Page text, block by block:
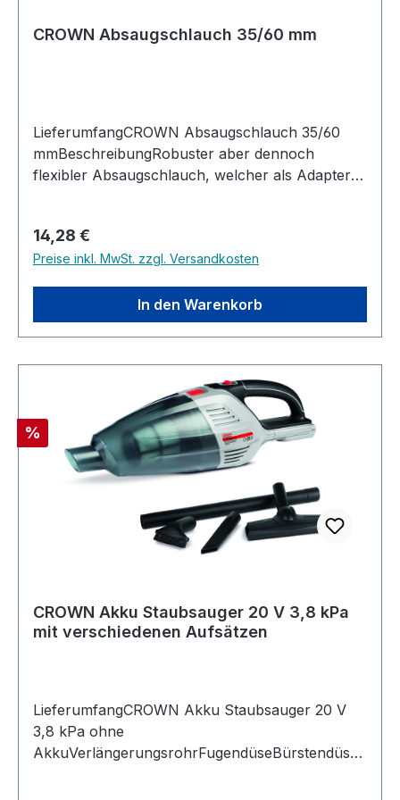
CROWN Absaugschlauch 35/60 mm
LieferumfangCROWN Absaugschlauch 35/60
mmBeschreibungRobuster aber dennoch
flexibler Absaugschlauch, welcher als Adapter
dient. Technische DatenDurchmesser
Adapterköpfe: 35/60 mmLänge Absaugschlauch:
80 mmKompatibel mit: CROWN Nass und
Trockensauger CT99740/741 und CROWN
Langhalsschleifer CT13714L(TB)
Regulärer Preis:
14,28 €
Preise inkl. MwSt. zzgl. Versandkosten
In den Warenkorb
Rabatt
%
CROWN Akku Staubsauger 20 V 3,8 kPa
mit verschiedenen Aufsätzen
LieferumfangCROWN Akku Staubsauger 20 V
3,8 kPa ohne
AkkuVerlängerungsrohrFugendüseBürstendüse